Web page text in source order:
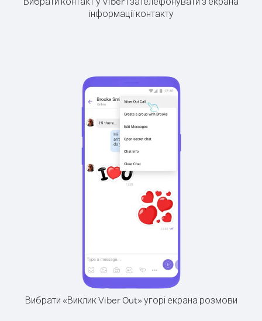
інформації контакту
Вибрати «Виклик Viber Out» угорі екрана розмови